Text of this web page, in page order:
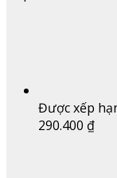
Được xếp
290.400 ₫